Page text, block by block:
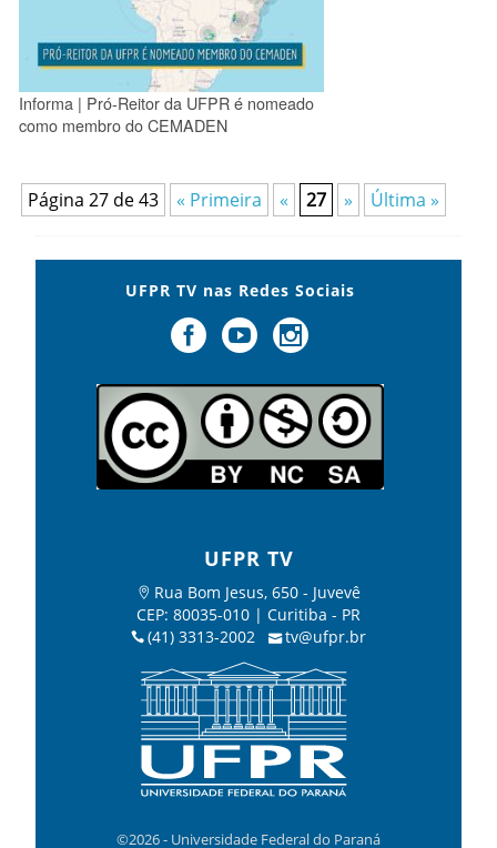
Informa | Pró-Reitor da UFPR é nomeado
como membro do CEMADEN
Página 27 de 43 « Primeira « 27 » Última »
UFPR TV nas Redes Sociais
UFPR TV
Rua Bom Jesus, 650 - Juvevê
CEP: 80035-010 | Curitiba - PR
(41) 3313-2002
tv@ufpr.br
©2026 - Universidade Federal do Paraná